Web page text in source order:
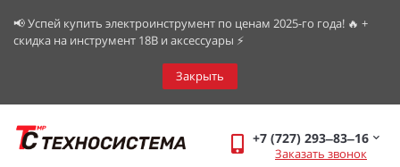
📢 Успей купить электроинструмент по ценам 2025-го года! 🔥 +
скидка на инструмент 18В и аксессуары ⚡️
Закрыть
+7 (727) 293‒83‒16
Заказать звонок